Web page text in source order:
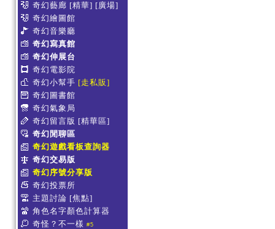
奇幻藝廊 [精華] [廣場]
奇幻繪圖館
奇幻音樂廳
奇幻寫真館
奇幻伸展台
奇幻電影院
奇幻小幫手 [走私販]
奇幻圖書館
奇幻氣象局
奇幻留言版 [精華區]
奇幻閒聊區
奇幻遊戲看板查詢器
奇幻交易版
奇幻序號分享版
奇幻投票所
主題討論 [焦點]
角色名字顏色計算器
奇怪？不一樣 #5